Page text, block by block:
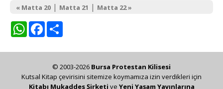
« Matta 20 | Matta 21 | Matta 22 »
WhatsAppFacebook
© 2003-2026 Bursa Protestan Kilisesi
Kutsal Kitap çevirisini sitemize koymamıza izin verdikleri için
Kitabı Mukaddes Şirketi ve Yeni Yaşam Yayınlarına